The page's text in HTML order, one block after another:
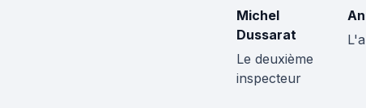
Michel
Dussarat
Le deuxième
inspecteur